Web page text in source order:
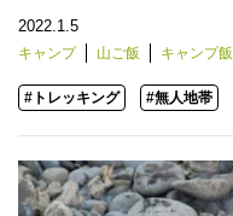
2022.1.5
キャンプ 山ご飯 キャンプ飯
#トレッキング #無人地帯